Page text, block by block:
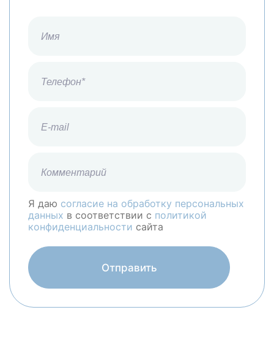
Я даю согласие на обработку персональных
данных в соответствии с политикой
конфиденциальности сайта
Отправить